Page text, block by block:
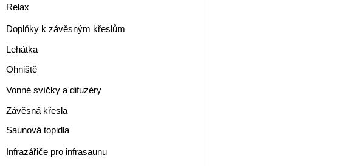
Relax
Doplňky k závěsným křeslům
Lehátka
Ohniště
Vonné svíčky a difuzéry
Závěsná křesla
Saunová topidla
Infrazářiče pro infrasaunu